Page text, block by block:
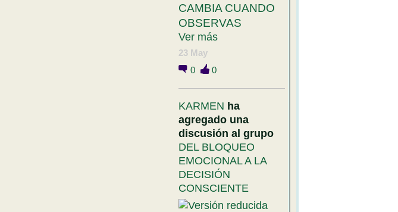
CAMBIA CUANDO
OBSERVAS
Ver más
23 May
0
0
KARMEN ha
agregado una
discusión al grupo
DEL BLOQUEO
EMOCIONAL A LA
DECISIÓN
CONSCIENTE